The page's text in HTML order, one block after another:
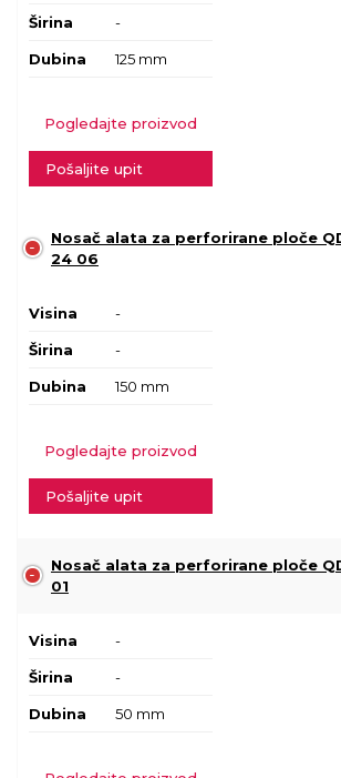
Širina -
Dubina 125 mm
Pogledajte proizvod
Pošaljite upit
Nosač alata za perforirane ploče
24 06
Visina -
Širina -
Dubina 150 mm
Pogledajte proizvod
Pošaljite upit
Nosač alata za perforirane ploče
01
Visina -
Širina -
Dubina 50 mm